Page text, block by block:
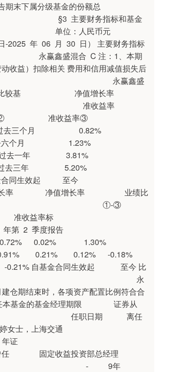
基金的份额总
主要财务指标和基金
民币元
30 日） 主要财务指标
C 注：1、本期
收益）扣除相关 费用和信用减值损失后
变动收益。 字。 永赢鑫盛
值增长率
准收益率
益率③
0.82%
六个月 1.23%
去一年 3.81%
去三年 5.20%
生效起 至今
值增长率 业绩比
阶段 ①-③
率标
季度报告
1.30%
0.21% 0.12% -0.18%
自基金合同生效起 至今 比
置比例符合合同约定。 永
仓期结束时，各项资产配置比例符合合
金经理期限 证券从
日期 离任
交通
投资部总经理
卢绮婷 - 9年